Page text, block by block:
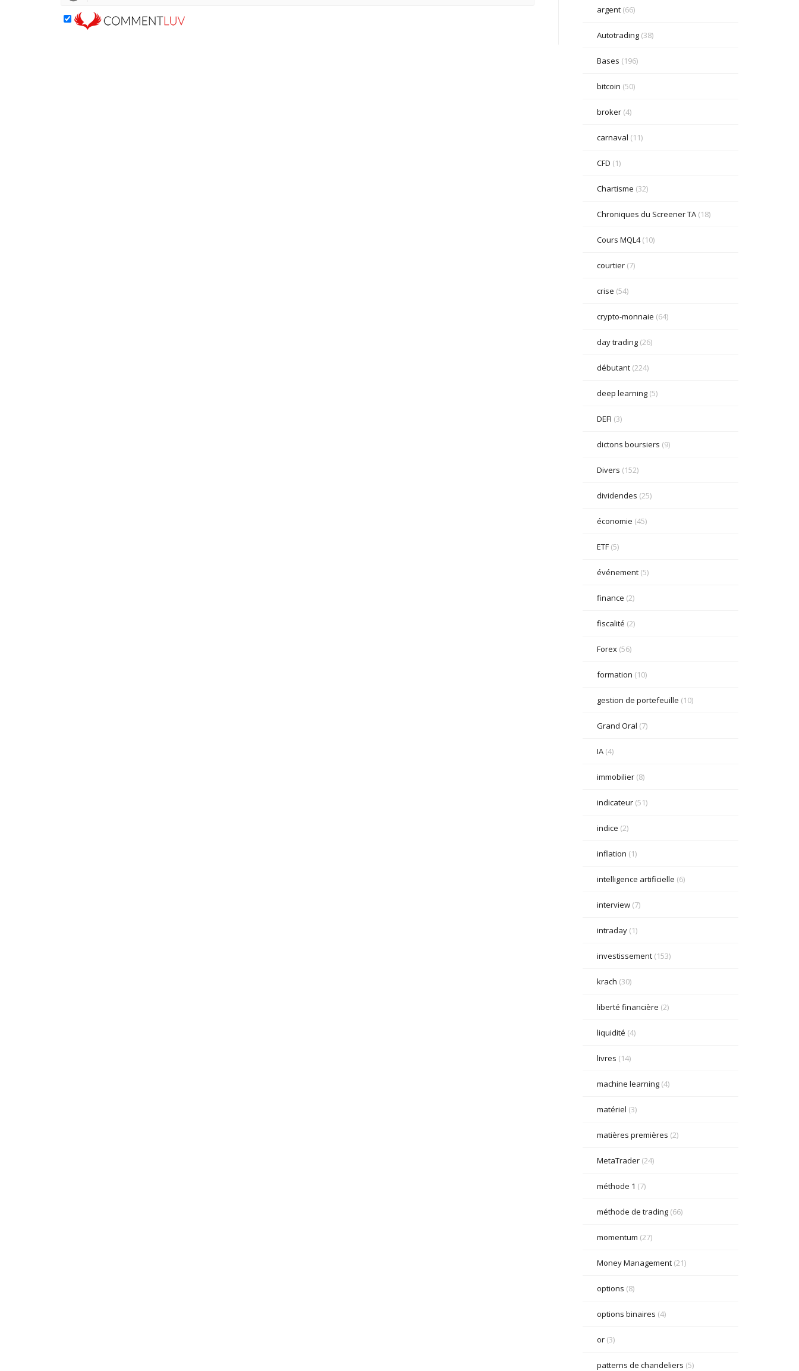
argent(66)
Autotrading(38)
Bases (196)
bitcoin (50)
broker(4)
carnaval (11)
CFD (1)
Chartisme (32)
Chroniques du Screener TA(18)
Cours MQL4(10)
courtier(7)
crise (54)
crypto-monnaie (64)
day trading(26)
débutant(224)
deep learning(5)
DEFI (3)
dictons boursiers (9)
Divers (152)
dividendes (25)
économie (45)
ETF(5)
événement(5)
finance (2)
fiscalité (2)
Forex(56)
formation (10)
gestion de portefeuille (10)
Grand Oral (7)
IA(4)
immobilier(8)
indicateur(51)
indice (2)
inflation (1)
intelligence artificielle (6)
interview(7)
intraday(1)
investissement(153)
krach (30)
liberté financière (2)
liquidité (4)
livres (14)
machine learning(4)
matériel (3)
matières premières (2)
MetaTrader(24)
méthode 1 (7)
méthode de trading(66)
momentum (27)
Money Management(21)
options (8)
options binaires (4)
or(3)
patterns de chandeliers (5)